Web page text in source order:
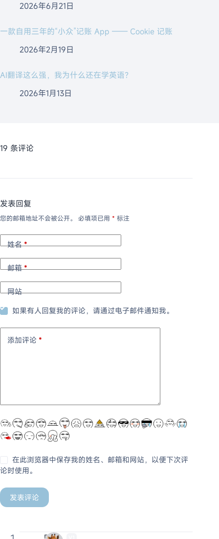
2026年6月21日
一款自用三年的“小众”记账 App —— Cookie 记账
2026年2月19日
AI翻译这么强，我为什么还在学英语？
2026年1月13日
19 条评论
发表回复
您的邮箱地址不会被公开。 必填项已用 * 标注
姓名*
邮箱*
网站
如果有人回复我的评论，请通过电子邮件通知我。
添加评论 *
在此浏览器中保存我的姓名、邮箱和网站，以便下次评
论时使用。
发表评论